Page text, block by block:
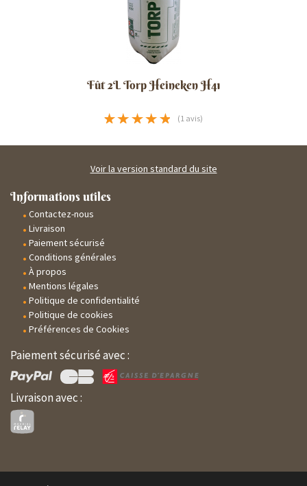
Fût 2L Torp Heineken H41
(1 avis)
Voir la version standard du site
Informations utiles
Contactez-nous
Livraison
Paiement sécurisé
Conditions générales
À propos
Mentions légales
Politique de confidentialité
Politique de cookies
Préférences de Cookies
Paiement sécurisé avec :
Livraison avec :